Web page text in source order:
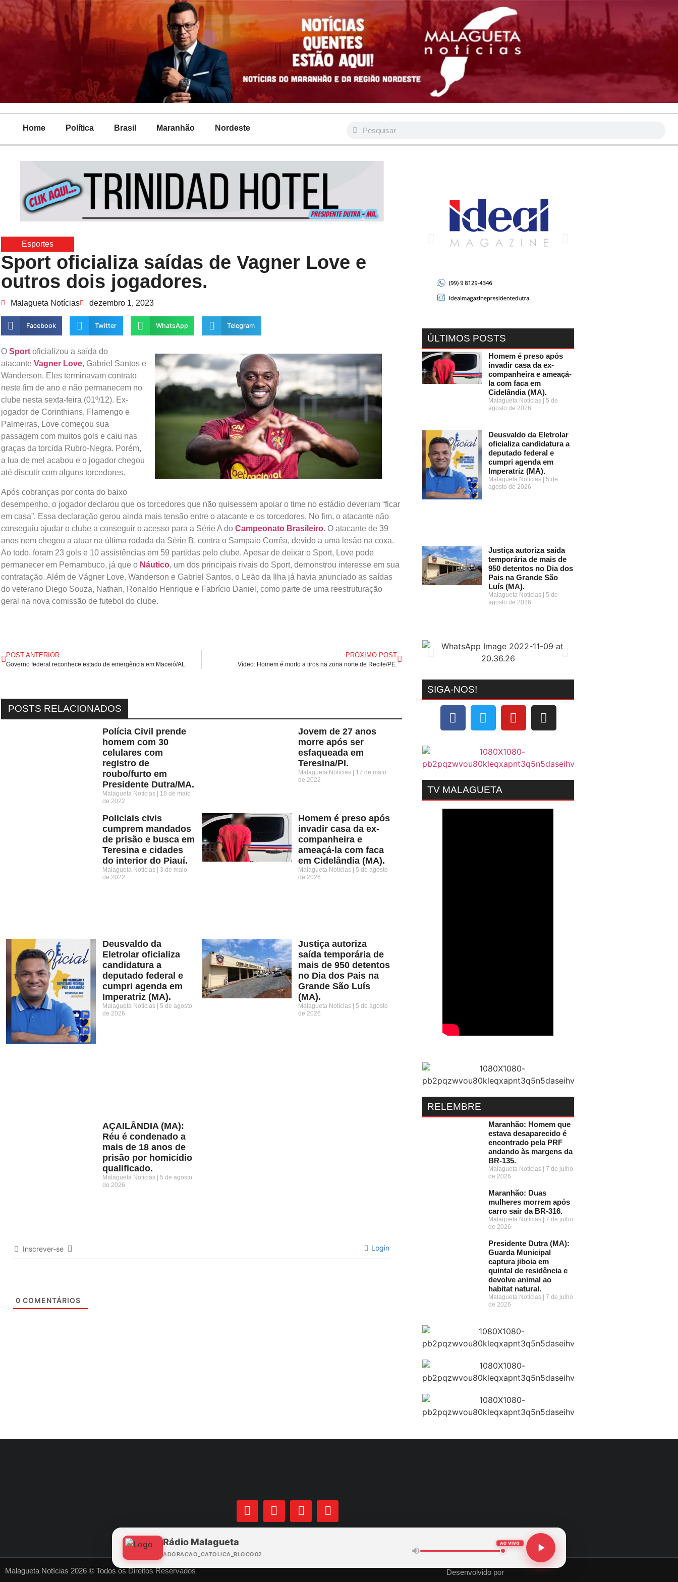
Home Política Brasil Maranhão Nordeste
Esportes
Sport oficializa saídas de Vagner Love e
outros dois jogadores.
Malagueta Notícias dezembro 1, 2023
Facebook Twitter WhatsApp Telegram
O Sport oficializou a saída do
atacante Vagner Love, Gabriel Santos e
Wanderson. Eles terminavam contrato
neste fim de ano e não permanecem no
clube nesta sexta-feira (01º/12). Ex-
jogador de Corinthians, Flamengo e
Palmeiras, Love começou sua
passagem com muitos gols e caiu nas
graças da torcida Rubro-Negra. Porém,
a lua de mel acabou e o jogador chegou
até discutir com alguns torcedores.
Após cobranças por conta do baixo
desempenho, o jogador declarou que os torcedores que não quisessem apoiar o time no estádio deveriam “ficar
em casa”. Essa declaração gerou ainda mais tensão entre o atacante e os torcedores. No fim, o atacante não
conseguiu ajudar o clube a conseguir o acesso para a Série A do Campeonato Brasileiro. O atacante de 39
anos nem chegou a atuar na última rodada da Série B, contra o Sampaio Corrêa, devido a uma lesão na coxa.
Ao todo, foram 23 gols e 10 assistências em 59 partidas pelo clube. Apesar de deixar o Sport, Love pode
permanecer em Pernambuco, já que o Náutico, um dos principais rivais do Sport, demonstrou interesse em sua
contratação. Além de Vágner Love, Wanderson e Gabriel Santos, o Leão da Ilha já havia anunciado as saídas
do veterano Diego Souza, Nathan, Ronaldo Henrique e Fabrício Daniel, como parte de uma reestruturação
geral na nova comissão de futebol do clube.
POST ANTERIOR
Governo federal reconhece estado de emergência em Maceió/AL.
PRÓXIMO POST
Vídeo: Homem é morto a tiros na zona norte de Recife/PE.
POSTS RELACIONADOS
Polícia Civil prende
homem com 30
celulares com
registro de
roubo/furto em
Presidente Dutra/MA.
Malagueta Notícias
18 de maio
de 2022
Jovem de 27 anos
morre após ser
esfaqueada em
Teresina/PI.
Malagueta Notícias
17 de maio
de 2022
Policiais civis
cumprem mandados
de prisão e busca em
Teresina e cidades
do interior do Piauí.
Malagueta Notícias
3 de maio
de 2022
Homem é preso após
invadir casa da ex-
companheira e
ameaçá-la com faca
em Cidelândia (MA).
Malagueta Notícias
5 de agosto
de 2026
Deusvaldo da
Eletrolar oficializa
candidatura a
deputado federal e
cumpri agenda em
Imperatriz (MA).
Malagueta Notícias
5 de agosto
de 2026
Justiça autoriza
saída temporária de
mais de 950 detentos
no Dia dos Pais na
Grande São Luís
(MA).
Malagueta Notícias
5 de agosto
de 2026
AÇAILÂNDIA (MA):
Réu é condenado a
mais de 18 anos de
prisão por homicídio
qualificado.
Malagueta Notícias
5 de agosto
de 2026
Inscrever-se Login
0 COMENTÁRIOS
ÚLTIMOS POSTS
Homem é preso após
invadir casa da ex-
companheira e ameaçá-
la com faca em
Cidelândia (MA).
Malagueta Notícias
5 de
agosto de 2026
Deusvaldo da Eletrolar
oficializa candidatura a
deputado federal e
cumpri agenda em
Imperatriz (MA).
Malagueta Notícias
5 de
agosto de 2026
Justiça autoriza saída
temporária de mais de
950 detentos no Dia dos
Pais na Grande São
Luís (MA).
Malagueta Notícias
5 de
agosto de 2026
SIGA-NOS!
TV MALAGUETA
RELEMBRE
Maranhão: Homem que
estava desaparecido é
encontrado pela PRF
andando às margens da
BR-135.
Malagueta Notícias
7 de julho
de 2026
Maranhão: Duas
mulheres morrem após
carro sair da BR-316.
Malagueta Notícias
7 de julho
de 2026
Presidente Dutra (MA):
Guarda Municipal
captura jiboia em
quintal de residência e
devolve animal ao
habitat natural.
Malagueta Notícias
7 de julho
de 2026
Malagueta Notícias 2026 © Todos os Direitos Reservados Desenvolvido por
Rádio Malagueta
ADORACAO_CATOLICA_BLOCO02
AO VIVO